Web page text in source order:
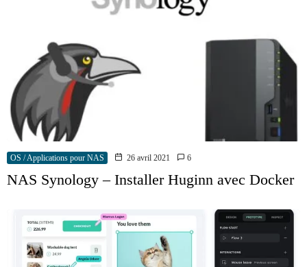
OS / Applications pour NAS 26 avril 2021 6
NAS Synology – Installer Huginn avec Docker